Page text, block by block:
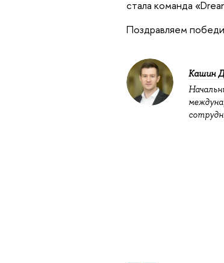
стала команда
Поздравляем
Кашин